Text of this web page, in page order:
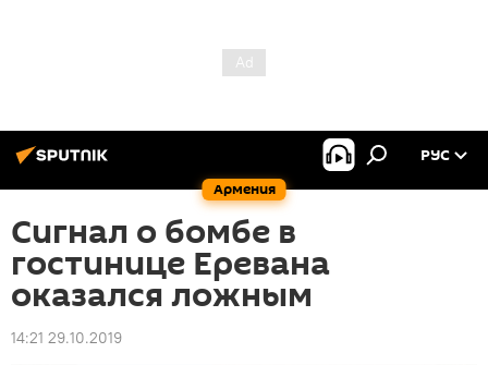
Армения
РУС
Сигнал о бомбе в
гостинице Еревана
оказался ложным
14:21 29.10.2019